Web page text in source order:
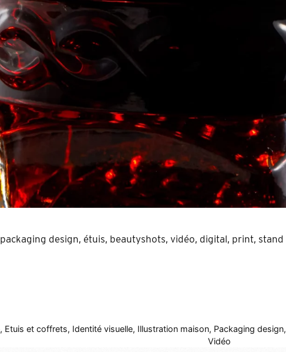
design, étuis, beautyshots, vidéo, digital, print, stand
, Etuis et coffrets, Identité visuelle, Illustration maison, Packaging design,
Vidéo